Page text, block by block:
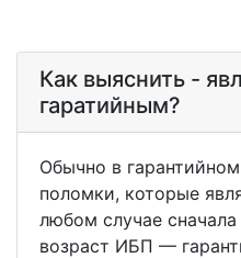
Как выяснить -
гаратийным?
Обычно в
поломки, которые
любом случае
возраст ИБП —